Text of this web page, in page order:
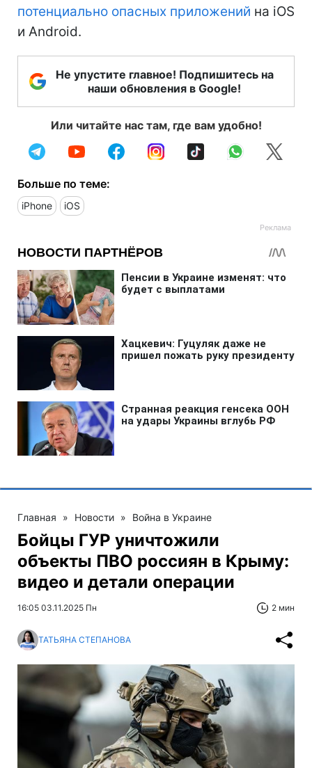
потенциально опасных приложений на iOS
и Android.
Не упустите главное! Подпишитесь на
наши обновления в Google!
Или читайте нас там, где вам удобно!
Больше по теме:
iPhone iOS
Главная » Новости » Война в Украине
Бойцы ГУР уничтожили
объекты ПВО россиян в Крыму:
видео и детали операции
16:05 03.11.2025 Пн 2 мин
ТАТЬЯНА СТЕПАНОВА